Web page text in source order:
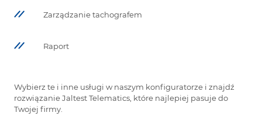
Zarządzanie tachografem
Raport
Wybierz te i inne usługi w naszym konfiguratorze i znajdź
rozwiązanie Jaltest Telematics, które najlepiej pasuje do
Twojej firmy.